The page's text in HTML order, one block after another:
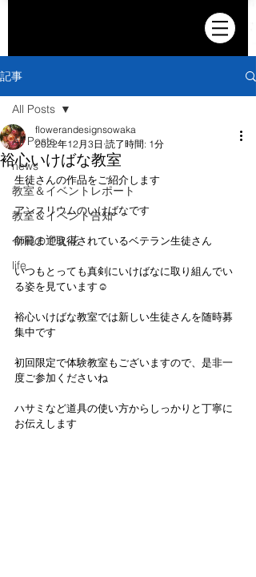
記事
All Posts
news
教室＆イベントレポート
教室＆イベント告知
今日の迎え花
life
All Posts
裕心いけばな教室
flowerandesignsowaka
2022年12月3日 読了時間: 1分
生徒さんの作品をご紹介します
アンスリウムのいけばなです
師範まで取得されているベテラン生徒さん
いつもとっても真剣にいけばなに取り組んでい
る姿を見ています☺️
裕心いけばな教室では新しい生徒さんを随時募
集中です
初回限定で体験教室もございますので、是非一
度ご参加くださいね
ハサミなど道具の使い方からしっかりと丁寧に
お伝えします